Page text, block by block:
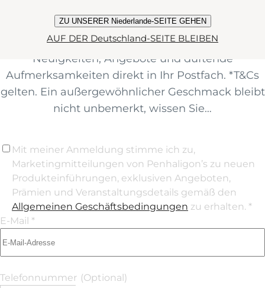
melden Sie sich für unseren Newsletter an. So
erhalten Sie 15 %* auf Ihre erste Bestellung sowie
Neuigkeiten, Angebote und duftende
Aufmerksamkeiten direkt in Ihr Postfach. *T&Cs
gelten. Ein außergewöhnlicher Geschmack bleibt
nicht unbemerkt, wissen Sie…
Mit meiner Anmeldung stimme ich zu,
Marketingmitteilungen von Penhaligon’s zu neuen
Produkteinführungen, exklusiven Angeboten,
Prämien und Veranstaltungsdetails gemäß den
Allgemeinen Geschäftsbedingungen zu erhalten. *
E-Mail *
Telefonnummer (Optional)
ZU UNSERER Niederlande-SEITE GEHEN
AUF DER Deutschland-SEITE BLEIBEN